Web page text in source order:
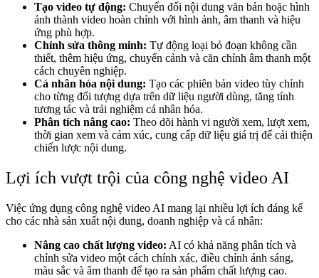
Tạo video tự động: Chuyển đổi nội dung văn bản hoặc hình
ảnh thành video hoàn chỉnh với hình ảnh, âm thanh và hiệu
ứng phù hợp.
Chỉnh sửa thông minh: Tự động loại bỏ đoạn không cần
thiết, thêm hiệu ứng, chuyển cảnh và căn chỉnh âm thanh một
cách chuyên nghiệp.
Cá nhân hóa nội dung: Tạo các phiên bản video tùy chỉnh
cho từng đối tượng dựa trên dữ liệu người dùng, tăng tính
tương tác và trải nghiệm cá nhân hóa.
Phân tích nâng cao: Theo dõi hành vi người xem, lượt xem,
thời gian xem và cảm xúc, cung cấp dữ liệu giá trị để cải thiện
chiến lược nội dung.
Lợi ích vượt trội của công nghệ video AI
Việc ứng dụng công nghệ video AI mang lại nhiều lợi ích đáng kể
cho các nhà sản xuất nội dung, doanh nghiệp và cá nhân:
Nâng cao chất lượng video: AI có khả năng phân tích và
chỉnh sửa video một cách chính xác, điều chỉnh ánh sáng,
màu sắc và âm thanh để tạo ra sản phẩm chất lượng cao.